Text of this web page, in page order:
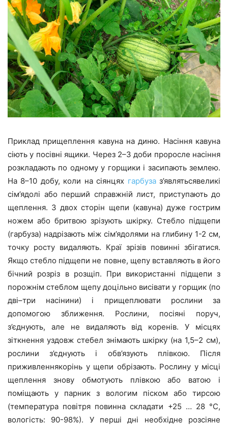
Приклад прищеплення кавуна на диню. Насіння кавуна
сіють у посівні ящики. Через 2–3 доби проросле насіння
розкладають по одному у горщики і засипають землею.
На 8–10 добу, коли на сіянцях гарбузаз’являтьсявеликі
сім’ядолі або перший справжній лист, приступають до
щеплення. З двох сторін щепи (кавуна) дуже гострим
ножем або бритвою зрізують шкірку. Стебло підщепи
(гарбуза) надрізають між сім’ядолями на глибину 1-2 см,
точку росту видаляють. Краї зрізів повинні збігатися.
Якщо стебло підщепи не повне, щепу вставляють в його
бічний розріз в розщіп. При використанні підщепи з
порожнім стеблом щепу доцільно висівати у горщик (по
дві–три насінини) і прищеплювати рослини за
допомогою зближення. Рослини, посіяні поруч,
з’єднують, але не видаляють від коренів. У місцях
зіткнення уздовж стебел знімають шкірку (на 1,5–2 см),
рослини з’єднують і обв’язують плівкою. Після
приживленнякорінь у щепи обрізають. Рослину у місці
щеплення знову обмотують плівкою або ватою і
поміщають у парник з вологим піском або тирсою
(температура повітря повинна складати +25 … 28 °С,
вологість: 90-98%). У перші дні необхідне розсіяне